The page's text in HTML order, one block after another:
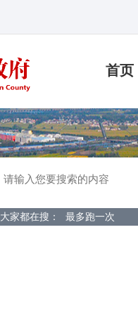
首页
大家都在搜： 最多跑一次